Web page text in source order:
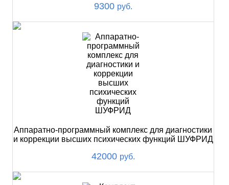
9300 руб.
Аппаратно-программный комплекс для диагностики
и коррекции высших психических функций ШУФРИД
42000 руб.